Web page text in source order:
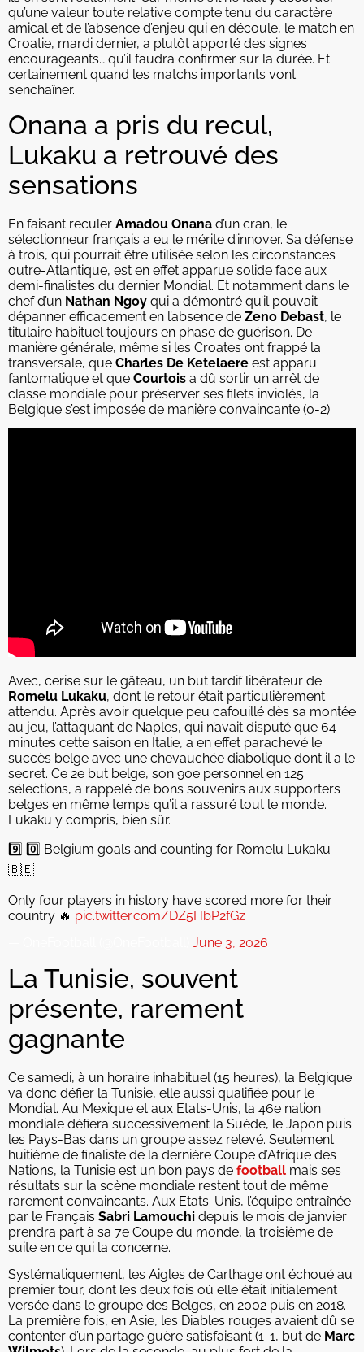
qu’une valeur toute relative compte tenu du caractère
amical et de l’absence d’enjeu qui en découle, le match en
Croatie, mardi dernier, a plutôt apporté des signes
encourageants… qu’il faudra confirmer sur la durée. Et
certainement quand les matchs importants vont
s’enchaîner.
Onana a pris du recul,
Lukaku a retrouvé des
sensations
En faisant reculer Amadou Onana d’un cran, le
sélectionneur français a eu le mérite d’innover. Sa défense
à trois, qui pourrait être utilisée selon les circonstances
outre-Atlantique, est en effet apparue solide face aux
demi-finalistes du dernier Mondial. Et notamment dans le
chef d’un Nathan Ngoy qui a démontré qu’il pouvait
dépanner efficacement en l’absence de Zeno Debast, le
titulaire habituel toujours en phase de guérison. De
manière générale, même si les Croates ont frappé la
transversale, que Charles De Ketelaere est apparu
fantomatique et que Courtois a dû sortir un arrêt de
classe mondiale pour préserver ses filets inviolés, la
Belgique s’est imposée de manière convaincante (0-2).
Avec, cerise sur le gâteau, un but tardif libérateur de
Romelu Lukaku, dont le retour était particulièrement
attendu. Après avoir quelque peu cafouillé dès sa montée
au jeu, l’attaquant de Naples, qui n’avait disputé que 64
minutes cette saison en Italie, a en effet parachevé le
succès belge avec une chevauchée diabolique dont il a le
secret. Ce 2e but belge, son 90e personnel en 125
sélections, a rappelé de bons souvenirs aux supporters
belges en même temps qu’il a rassuré tout le monde.
Lukaku y compris, bien sûr.
9️⃣ 0️⃣ Belgium goals and counting for Romelu Lukaku
🇧🇪
Only four players in history have scored more for their
country 🔥 pic.twitter.com/DZ5HbP2fGz
June 3, 2026
La Tunisie, souvent
présente, rarement
gagnante
Ce samedi, à un horaire inhabituel (15 heures), la Belgique
va donc défier la Tunisie, elle aussi qualifiée pour le
Mondial. Au Mexique et aux Etats-Unis, la 46e nation
mondiale défiera successivement la Suède, le Japon puis
les Pays-Bas dans un groupe assez relevé. Seulement
huitième de finaliste de la dernière Coupe d’Afrique des
Nations, la Tunisie est un bon pays de football mais ses
résultats sur la scène mondiale restent tout de même
rarement convaincants. Aux Etats-Unis, l’équipe entraînée
par le Français Sabri Lamouchi depuis le mois de janvier
prendra part à sa 7e Coupe du monde, la troisième de
suite en ce qui la concerne.
Systématiquement, les Aigles de Carthage ont échoué au
premier tour, dont les deux fois où elle était initialement
versée dans le groupe des Belges, en 2002 puis en 2018.
La première fois, en Asie, les Diables rouges avaient dû se
contenter d’un partage guère satisfaisant (1-1, but de Marc